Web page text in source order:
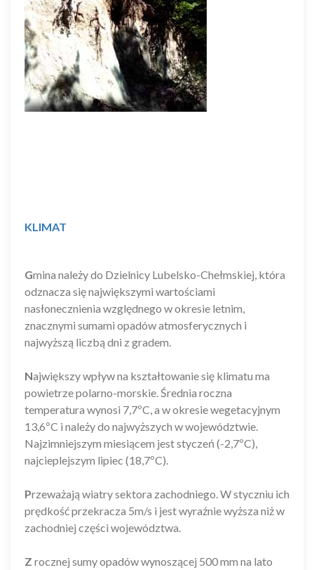
KLIMAT
Gmina należy do Dzielnicy Lubelsko-Chełmskiej, która
odznacza się największymi wartościami
nasłonecznienia względnego w okresie letnim,
znacznymi sumami opadów atmosferycznych i
najwyższą liczbą dni z gradem.
Największy wpływ na kształtowanie się klimatu ma
powietrze polarno-morskie. Średnia roczna
temperatura wynosi 7,7ºC, a w okresie wegetacyjnym
13,6ºC i należy do najwyższych w województwie.
Najzimniejszym miesiącem jest styczeń (-2,7ºC),
najcieplejszym lipiec (18,7ºC).
Przeważają wiatry sektora zachodniego. W styczniu ich
prędkość przekracza 5m/s i jest wyraźnie wyższa niż w
zachodniej części województwa.
Z rocznej sumy opadów wynoszącej 500 mm na lato